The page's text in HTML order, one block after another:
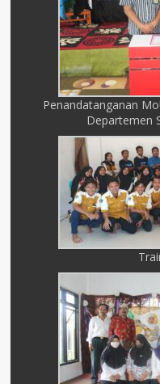
Penandatanganan
Departemen